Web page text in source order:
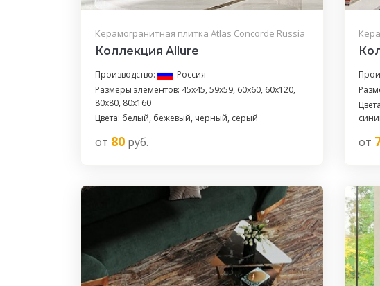
Керамогранитная плитка Atlas Concorde Russia
Коллекция Allure
Производство:
Россия
Размеры элементов: 45x45, 59x59, 60x60, 60x120,
80x80, 80x160
Цвета: белый, бежевый, черный, серый
от 80 руб. от